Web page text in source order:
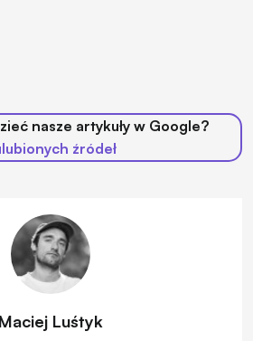
nasze artykuły w Google?
źródeł
Maciej Luśtyk